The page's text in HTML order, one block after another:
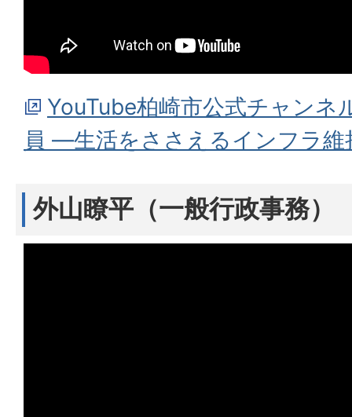
YouTube柏崎市公式チャンネ
員 ―生活をささえるインフラ維
外山瞭平（一般行政事務）